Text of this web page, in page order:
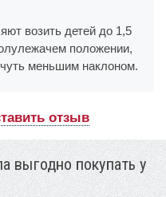
возить детей до 1,5
положении,
меньшим наклоном.
отзыв
выгодно покупать у